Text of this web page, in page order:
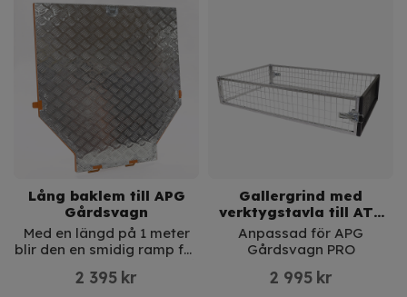
Lång baklem till APG
Gårdsvagn
Med en längd på 1 meter
blir den en smidig ramp för
flaket
2 395 kr
Gallergrind med
verktygstavla till ATV
vagn
Anpassad för APG
Gårdsvagn PRO
2 995 kr